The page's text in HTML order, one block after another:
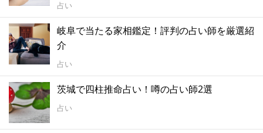
占い
岐阜で当たる家相鑑定！評判の占い師を厳選紹
介
占い
茨城で四柱推命占い！噂の占い師2選
占い